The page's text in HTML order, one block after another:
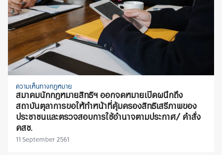
ความเห็นทางกฎหมาย
สมาคมนักกฎหมายสิทธิฯ ออกจดหมายเปิดผนึกถึง
สถาบันตุลาการขอให้ทำหน้าที่คุ้มครองสิทธิเสรีภาพของ
ประชาชนและตรวจสอบการใช้อำนาจตามประกาศ/ คำสั่ง
คสช.
11 September 2561